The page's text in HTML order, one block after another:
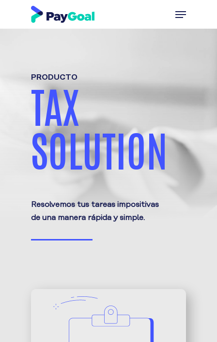
main
PRODUCTO
TAX
SOLUTION
Resolvemos tus tareas impositivas
de una manera rápida y simple.